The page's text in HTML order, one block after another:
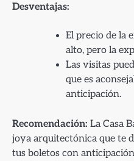
Desventajas:
El precio de la
alto, pero la
Las visitas
que es
anticipación.
Recomendación: La Casa
joya arquitectónica que te
tus boletos con